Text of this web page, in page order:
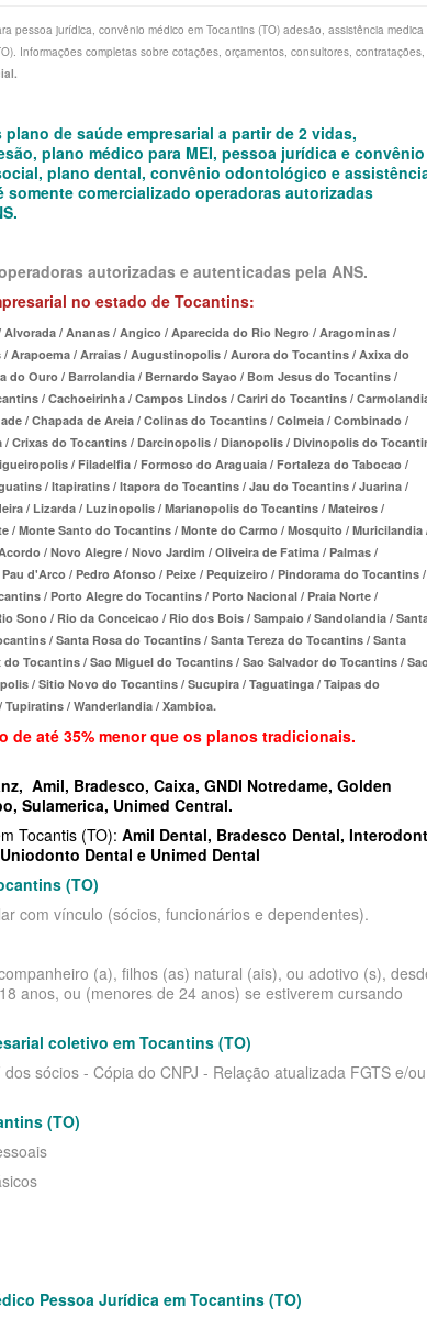
DE SAÚDE INDIVIDUAL
PLANO DE SAÚDE
PLANO DE SAÚDE INDIVIDUAL
DE SAÚDE INDIVIDUAL
PLANO DE SAÚDE
PLANO DE SAÚDE INDIVIDUAL
PLANO DE SAÚDE
PLANO DE SAÚDE INDIVIDUAL
MAUÁ PLANO DE SAÚDE
PLANO DE SAÚDE
PLANO DE SAÚDE INDIVIDUAL
PLANO DE SAÚDE
MEDICAL HEALTH PLANO DE SAÚDE FAMILIAR
SANTA HELENA PLANO DE SAÚDE FAMILIAR
SANTARIS PLANO DE SAÚDE FAMILIAR
SÃO MIGUEL PLANO DE SAÚDE FAMILIAR
TOTAL MEDCARE PLANO DE SAÚDE FAMILIAR
TRASMONTANO PLANO DE SAÚDE FAMILIAR
ÚNICA PLANO DE SAÚDE FAMILIAR
UNIMED GUARULHOS PLANO DE SAÚDE
FAMILIAR
CLASSES PLANO DE SAÚDE FAMILIAR
MEDICAL
QSAUDE
SANTA
SÃO MIGUEL
TOTAL
ÚNICA PLANO
ADESÃO
ADESÃO
ADESÃO
ADESÃO
- PLANO DE SAÚDE
- PLANO DE SAÚDE
GROSSO DO SUL - PLANO DE SAÚDE
GERAIS - PLANO DE SAÚDE
- PLANO DE SAÚDE
- PLANO DE SAÚDE
- PLANO DE SAÚDE
- PLANO DE SAÚDE
DE JANEIRO - PLANO DE SAÚDE
DO SUL - PLANO DE SAÚDE
- PLANO DE SAÚDE
- PLANO DE SAÚDE
CATARINA - PLANO DE SAÚDE
- PLANO DE SAÚDE
A EMPRESA
REGRAS
INFORMAÇÃO
pessoa jurídica, convênio médico em Tocantins (TO) adesão, assistência medica
Informações completas sobre cotações, orçamentos, consultores, contratações,
de saúde empresarial a partir de 2 vidas,
plano médico para MEI, pessoa jurídica e convênio
plano dental, convênio odontológico e
somente comercializado operadoras autorizadas
autorizadas e autenticadas pela ANS.
no estado de Tocantins:
/ Ananas / Angico / Aparecida do Rio Negro / Aragominas /
Arapoema / Arraias / Augustinopolis / Aurora do Tocantins / Axixa do
Ouro / Barrolandia / Bernardo Sayao / Bom Jesus do Tocantins /
/ Cachoeirinha / Campos Lindos / Cariri do Tocantins /
/ Chapada de Areia / Colinas do Tocantins / Colmeia / Combinado /
Crixas do Tocantins / Darcinopolis / Dianopolis / Divinopolis do
/ Filadelfia / Formoso do Araguaia / Fortaleza do Tabocao /
/ Itapiratins / Itapora do Tocantins / Jau do Tocantins / Juarina /
/ Lizarda / Luzinopolis / Marianopolis do Tocantins / Mateiros /
/ Monte Santo do Tocantins / Monte do Carmo / Mosquito / Muricilandia
/ Novo Alegre / Novo Jardim / Oliveira de Fatima / Palmas /
d'Arco / Pedro Afonso / Peixe / Pequizeiro / Pindorama do Tocantins /
/ Porto Alegre do Tocantins / Porto Nacional / Praia Norte /
Sono / Rio da Conceicao / Rio dos Bois / Sampaio / Sandolandia /
/ Santa Rosa do Tocantins / Santa Tereza do Tocantins / Santa
Tocantins / Sao Miguel do Tocantins / Sao Salvador do Tocantins /
/ Sitio Novo do Tocantins / Sucupira / Taguatinga / Taipas do
/ Wanderlandia / Xambioa.
de até 35% menor que os planos tradicionais.
, Amil, Bradesco, Caixa, GNDI Notredame, Golden
, Sulamerica, Unimed Central.
Tocantis (TO): Amil Dental, Bradesco Dental,
Uniodonto Dental e Unimed Dental
(TO)
com vínculo (sócios, funcionários e dependentes).
(a), filhos (as) natural (ais), ou adotivo (s),
anos, ou (menores de 24 anos) se estiverem cursando
coletivo em Tocantins (TO)
sócios - Cópia do CNPJ - Relação atualizada FGTS e/ou
(TO)
Pessoa Jurídica em Tocantins (TO)